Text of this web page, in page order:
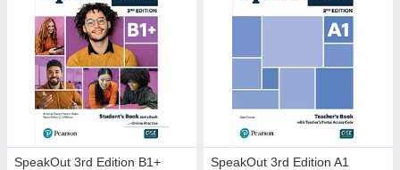
SpeakOut 3rd Edition B1+
SpeakOut 3rd Edition A1